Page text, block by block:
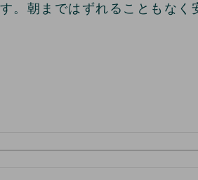
。朝まではずれることもなく